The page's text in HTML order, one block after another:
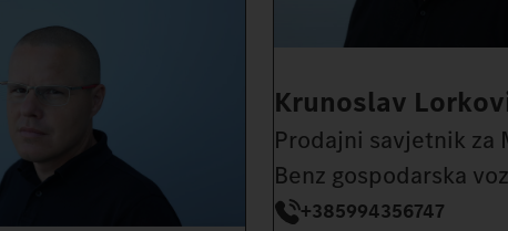
Krunoslav
Prodajni savjetnik za
Benz gospodarska
+385994356747